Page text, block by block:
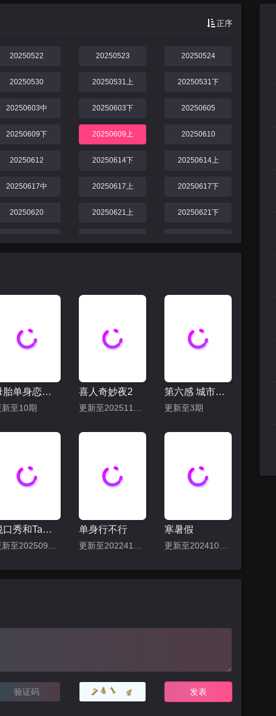
正序
20250522 20250523 20250524
20250530 20250531上 20250531下
20250603中 20250603下 20250605
20250609下 20250609上 20250610
20250612 20250614下 20250614上
20250617中 20250617上 20250617下
20250620 20250621上 20250621下
20250728 20250730上 20250730下
母胎单身恋爱大作战
新至10期
喜人奇妙夜2 第六感 城市观光2
更新至3期
脱口秀和Ta的朋友们 第二季 单身行不行 寒暑假